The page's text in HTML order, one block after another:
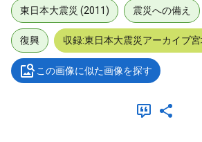
東日本大震災 (2011) 震災への備え
復興 収録:東日本大震災アーカイブ
この画像に似た画像を探す